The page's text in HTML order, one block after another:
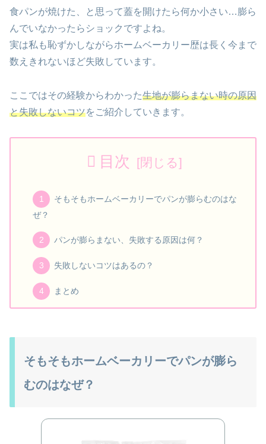
食パンが焼けた、と思って蓋を開けたら何か小さい…膨ら
んでいなかったらショックですよね。
実は私も恥ずかしながらホームベーカリー歴は長く今まで
数えきれないほど失敗しています。
ここではその経験からわかった生地が膨らまない時の原因
と失敗しないコツをご紹介していきます。
目次
そもそもホームベーカリーでパンが膨らむのはな
ぜ？
パンが膨らまない、失敗する原因は何？
失敗しないコツはあるの？
まとめ
そもそもホームベーカリーでパンが膨ら
むのはなぜ？